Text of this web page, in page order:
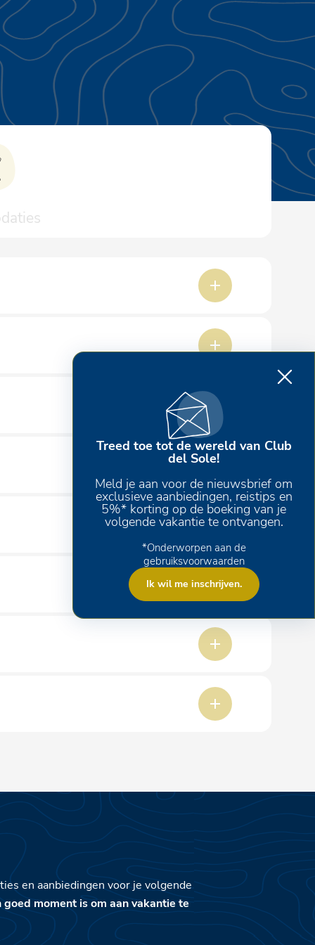
volwassenen en kinderen, maar ook
Parasols zijn tegen betaling (afhankelijk
maar alleen op vooraf vastgestelde
U kunt de strandservice bij de badplaats
en aanbiedingen voor je volgende
moment is om aan vakantie te
Treed toe tot de wereld van Club
del Sole!
Meld je aan voor de nieuwsbrief om
exclusieve aanbiedingen, reistips en
5%* korting op de boeking van je
volgende vakantie te ontvangen.
*Onderworpen aan de
gebruiksvoorwaarden
Ik wil me inschrijven.